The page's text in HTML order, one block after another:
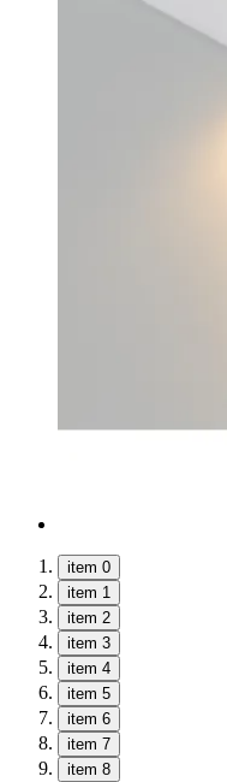
item 0
item 1
item 2
item 3
item 4
item 5
item 6
item 7
item 8